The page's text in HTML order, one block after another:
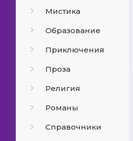
Мистика
Образование
Приключения
Проза
Религия
Романы
Справочники